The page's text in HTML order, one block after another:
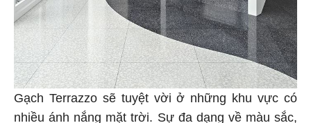
Gạch Terrazzo sẽ tuyệt vời ở những khu vực có
nhiều ánh nắng mặt trời. Sự đa dạng về màu sắc,